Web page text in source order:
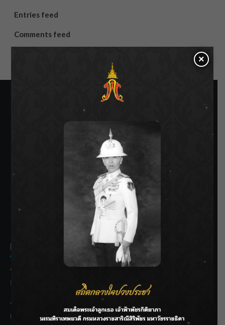
Entries feed
Comments feed
SIAMRATH VARIETY
THE BEST ENTERTAINMENT
Recent Posts
ชลประทานเชียงใหม่เร่งพร่องน้ำแม่น้ำปิง รับมวลน้ำเหนือ ย้ำ
ยังไม่ล้นตลิ่ง
ฟาดลุคใหม่! “แบม พิชญานิน” แดนซ์สับทุกจังหวะ ชวนแฟนๆ
แกะท่า #นอกจอนอกใจ
×